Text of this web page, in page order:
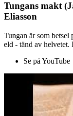
Tungans makt
Eliasson
Tungan är som betsel
eld - tänd av helvetet.
Se på YouTube